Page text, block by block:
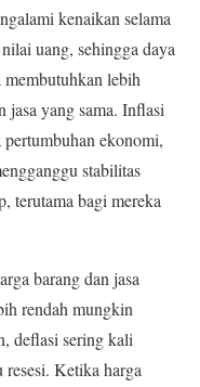
kenaikan selama
uang, sehingga daya
lebih
jasa yang sama. Inflasi
pertumbuhan ekonomi,
stabilitas
terutama bagi mereka
barang dan jasa
rendah mungkin
deflasi sering kali
resesi. Ketika harga